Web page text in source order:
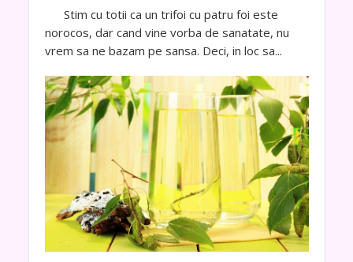
Stim cu totii ca un trifoi cu patru foi este
norocos, dar cand vine vorba de sanatate, nu
vrem sa ne bazam pe sansa. Deci, in loc sa...